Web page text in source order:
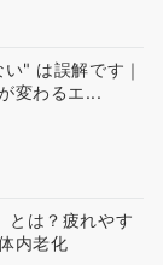
" は誤解です｜
変わるエ...
とは？疲れやす
内老化